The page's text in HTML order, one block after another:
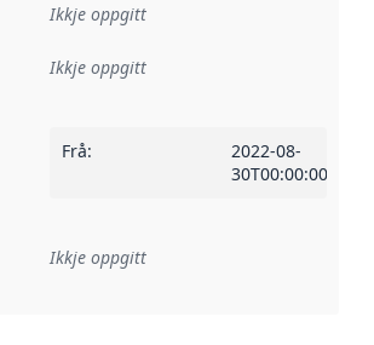
Ikkje oppgitt
Ikkje oppgitt
Frå:
2022-08-
30T00:00:00Z
Referanse til ei implementeringsregel eller
Ikkje oppgitt